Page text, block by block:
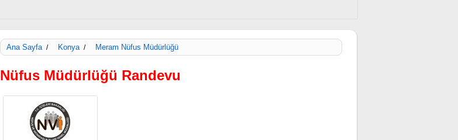
Ana Sayfa / Konya / Meram Nüfus Müdürlüğü
Nüfus Müdürlüğü Randevu